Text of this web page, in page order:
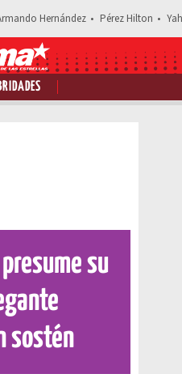
Hernández Pérez Hilton
Comparte esta noticia
su
sostén